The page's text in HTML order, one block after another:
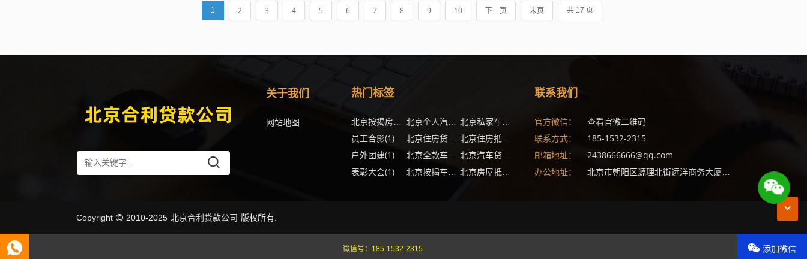
1 2 3 4 5 6 7 8 9 10 下一页 末页 共 17 页
关于我们
网站地图
热门标签
(2)
北京个人汽车抵押贷款办理流程
(1)
员工合影(1) 北京住房贷款办理手续 (1)
(1)
户外团建(1) 北京全款车抵押贷款需要满足什么要求 (1)(1)
表彰大会(1) 北京按揭车抵押贷款最多能贷多少 (1) (1)
联系我们
官方微信： 查看官微二维码
联系方式： 185-1532-2315
邮箱地址： 2438666666@qq.com
办公地址： 北京市朝阳区源理北街远洋商务大厦1608
Copyright 2010-2025 北京合利贷款公司 版权所有.
微信号： 185-1532-2315 添加微信